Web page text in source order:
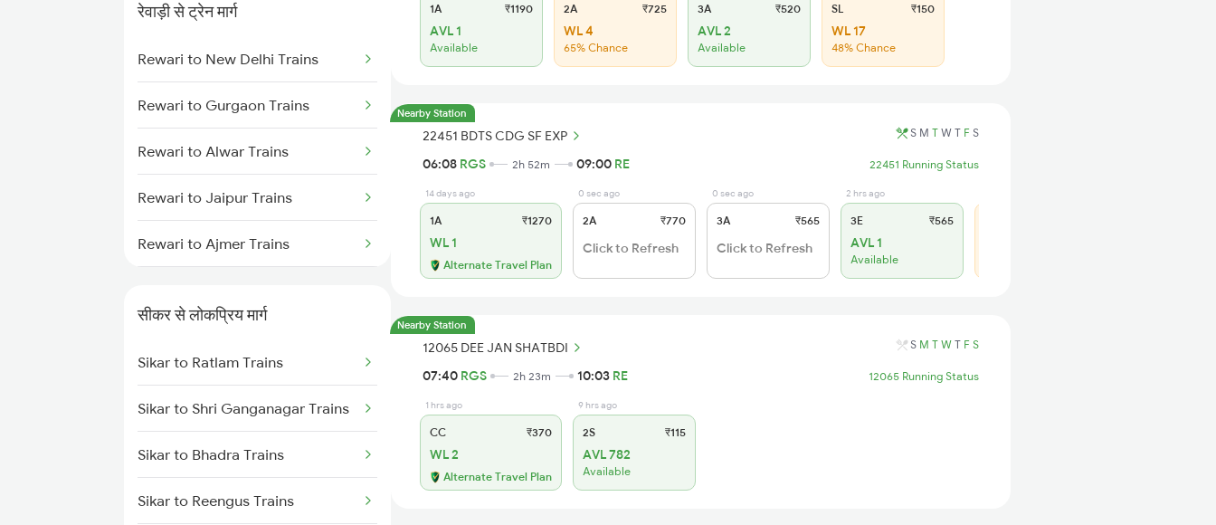
Sikar to Ajmer Trains
Sikar to Ratlam Trains
रेवाड़ी से ट्रेन मार्ग
Rewari to New Delhi Trains
Rewari to Gurgaon Trains
Rewari to Alwar Trains
Rewari to Jaipur Trains
Rewari to Ajmer Trains
Rewari to Khairthal Trains
सीकर से लोकप्रिय मार्ग
Sikar to Ratlam Trains
Sikar to Shri Ganganagar Trains
Sikar to Bhadra Trains
Sikar to Reengus Trains
1A ₹1190
AVL 1
Available
2A ₹725
WL 4
65% Chance
3A ₹520
AVL 2
Available
SL ₹150
WL 17
48% Chance
Nearby Station
22451 BDTS CDG SF EXP S M T W T F S
06:08 RGS 2h 52m 09:00 RE 22451 Running Status
14 days ago
1A ₹1270
WL 1
Alternate Travel Plan
0 sec ago
2A ₹770
Click to Refresh
0 sec ago
3A ₹565
Click to Refresh
2 hrs ago
3E ₹565
AVL 1
Available
Nearby Station
12065 DEE JAN SHATBDI S M T W T F S
07:40 RGS 2h 23m 10:03 RE 12065 Running Status
1 hrs ago
CC ₹370
WL 2
Alternate Travel Plan
9 hrs ago
2S ₹115
AVL 782
Available